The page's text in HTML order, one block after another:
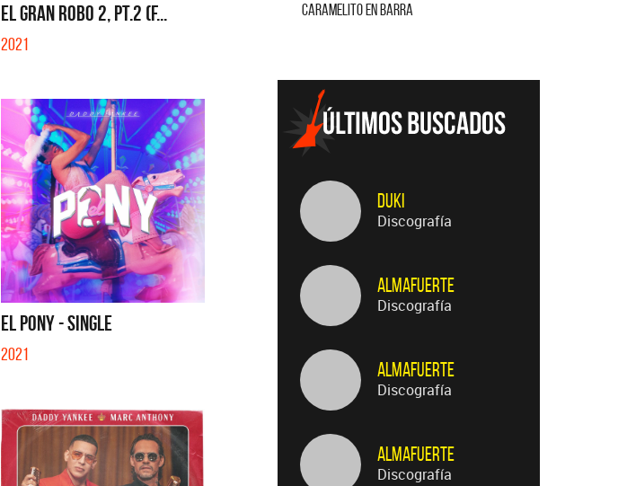
EL GRAN ROBO 2, PT.2 (F...
2021
EL PONY - SINGLE
2021
CARAMELITO EN BARRA
Duki
Discografía
Almafuerte
Discografía
Almafuerte
Discografía
Almafuerte
Discografía